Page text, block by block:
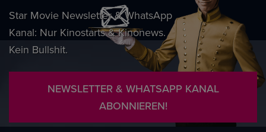
Star Movie Newsletter & WhatsApp
Kanal: Nur Kinostarts & Kinonews.
Kein Bullshit.
NEWSLETTER & WHATSAPP KANAL
ABONNIEREN!